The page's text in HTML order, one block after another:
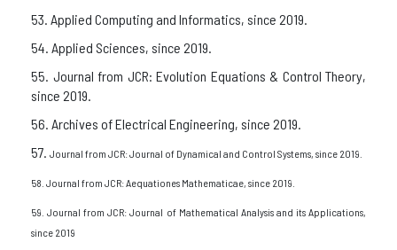
53. Applied Computing and Informatics, since 2019.
54. Applied Sciences, since 2019.
55. Journal from JCR: Evolution Equations & Control Theory,
since 2019.
56. Archives of Electrical Engineering, since 2019.
57. Journal from JCR: Journal of Dynamical and Control Systems, since 2019.
58. Journal from JCR: Aequationes Mathematicae, since 2019.
59. Journal from JCR: Journal of Mathematical Analysis and its Applications,
since 2019